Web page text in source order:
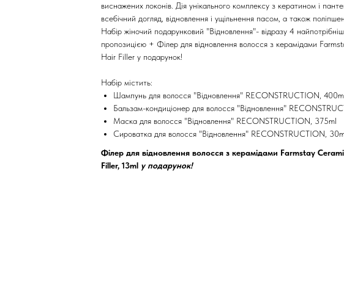
виснажених локонів. Дія унікального комплексу з кератином і
всебічний догляд, відновлення і ущільнення пасом, а також
Набір жіночий подарунковий "Відновлення"- відразу 4
пропозицією + Філер для відновлення волосся з керамідами
Hair Filler у подарунок!
Набір містить:
Шампунь для волосся "Відновлення" RECONSTRUCTION,
Бальзам-кондиціонер для волосся "Відновлення"
Маска для волосся "Відновлення" RECONSTRUCTION, 375ml
Сироватка для волосся "Відновлення" RECONSTRUCTION,
Філер для відновлення волосся з керамідами Farmstay
Filler, 13ml у подарунок!